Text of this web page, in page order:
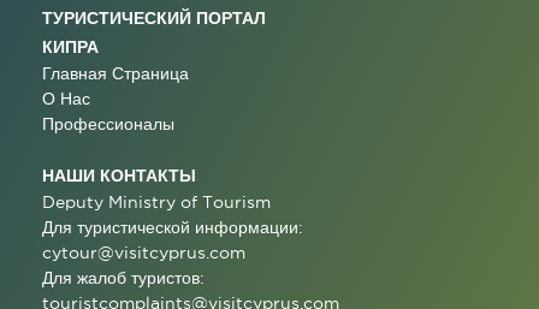
ТУРИСТИЧЕСКИЙ ПОРТАЛ
КИПРА
Главная Страница
О Нас
Профессионалы
НАШИ КОНТАКТЫ
Deputy Ministry of Tourism
Для туристической информации:
cytour@visitcyprus.com
Для жалоб туристов:
touristcomplaints@visitcyprus.com